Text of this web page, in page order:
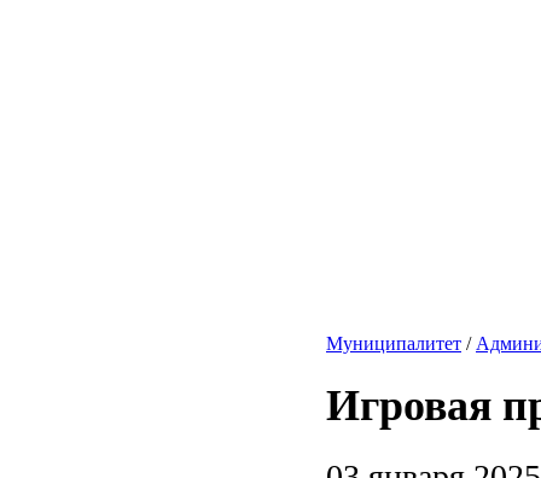
Муниципалитет /
Игровая